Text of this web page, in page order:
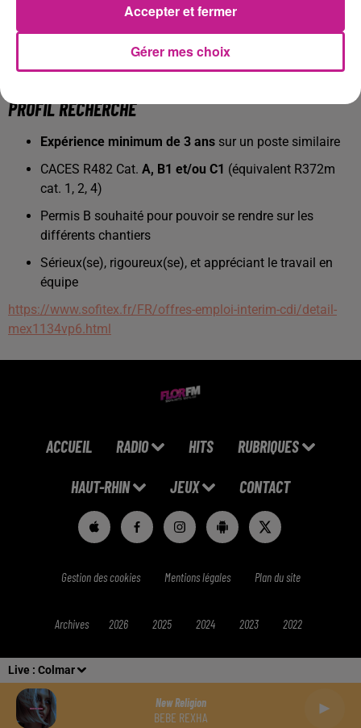
Live : Colmar
New Religion
BEBE REXHA
Rémunération :taux horaire entre
14,00 €, selon convention collective et expérience
Avantages :panier repas (11,80 €/jour
PROFIL RECHERCHÉ
Expérience minimum de 3 ans sur un poste similaire
CACES R482 Cat. A, B1 et/ou C1 (équivalent R372m
cat. 1, 2, 4)
Permis B souhaité pour pouvoir se rendre sur les
différents chantiers
Sérieux(se), rigoureux(se), et appréciant le travail en
équipe
https://www.sofitex.fr/FR/offres-emploi-interim-cdi/detail-
mex1134vp6.html
ACCUEIL RADIO HITS RUBRIQUES
HAUT-RHIN JEUX CONTACT
Gestion des cookies Mentions légales Plan du site
Archives 2026 2025 2024 2023 2022
Gérer mes choix
Accepter et fermer